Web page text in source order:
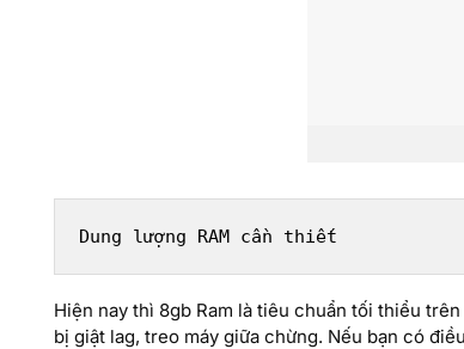
Dung lượng RAM cần thiết
Hiện nay thì 8gb Ram là tiêu chuẩn tối thiểu
bị giật lag, treo máy giữa chừng. Nếu bạn có